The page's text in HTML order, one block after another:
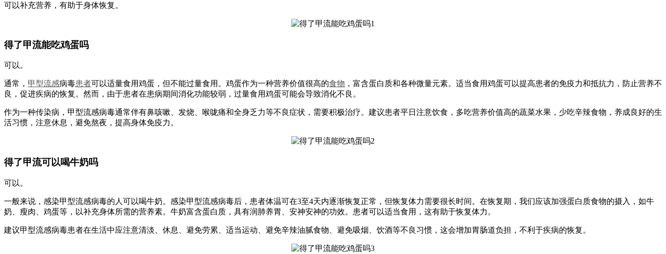
可以补充营养，有助于身体恢复。
得了甲流能吃鸡蛋吗
可以。
通常， 甲型流感病毒患者可以适量食用鸡蛋，但不能过量食用。鸡蛋作为一种营养价值很高的食物 ，富含蛋白质和各种微量元素。适当食用鸡蛋可以提高患者的免疫力和抵抗力，防止营养不
良，促进疾病的恢复。然而，由于患者在患病期间消化功能较弱，过量食用鸡蛋可能会导致消化不良。
作为一种传染病，甲型流感病毒通常伴有鼻咳嗽、发烧、喉咙痛和全身乏力等不良症状，需要积极治疗。建议患者平日注意饮食，多吃营养价值高的蔬菜水果，少吃辛辣食物，养成良好的生
活习惯，注意休息，避免熬夜，提高身体免疫力。
得了甲流可以喝牛奶吗
可以。
一般来说，感染甲型流感病毒的人可以喝牛奶。感染甲型流感病毒后，患者体温可在3至4天内逐渐恢复正常，但恢复体力需要很长时间。在恢复期，我们应该加强蛋白质食物的摄入，如牛
奶、瘦肉、鸡蛋等，以补充身体所需的营养素。牛奶富含蛋白质，具有润肺养胃、安神安神的功效。患者可以适当食用，这有助于恢复体力。
建议甲型流感病毒患者在生活中应注意清淡、休息、避免劳累、适当运动、避免辛辣油腻食物、避免吸烟、饮酒等不良习惯，这会增加胃肠道负担，不利于疾病的恢复。